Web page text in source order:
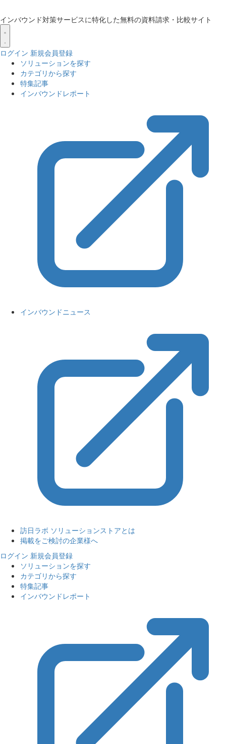
インバウンド対策サービスに特化した無料の資料請求・比較サイト
ログイン 新規会員登録
ソリューションを探す
カテゴリから探す
特集記事
インバウンドレポート
インバウンドニュース
訪日ラボ ソリューションストアとは
掲載をご検討の企業様へ
ログイン 新規会員登録
ソリューションを探す
カテゴリから探す
特集記事
インバウンドレポート